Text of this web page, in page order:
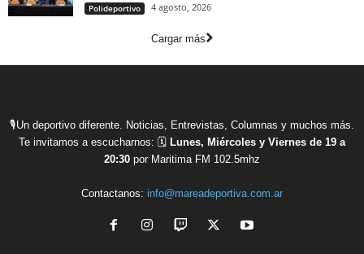
Polideportivo 4 agosto, 2026
Cargar más
🎙Un deportivo diferente. Noticias, Entrevistas, Columnas y muchos más.
Te invitamos a escucharnos: 🗓 Lunes, Miércoles y Viernes de 19 a
20:30 por Maritima FM 102.5mhz
Contactanos: info@mareadeportiva.com.ar